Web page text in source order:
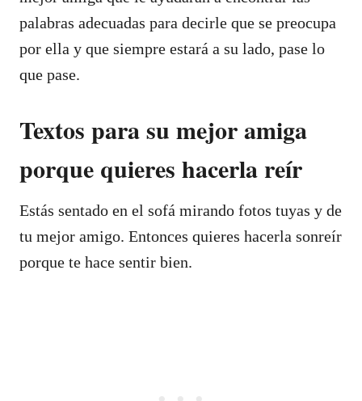
palabras adecuadas para decirle que se preocupa
por ella y que siempre estará a su lado, pase lo
que pase.
Textos para su mejor amiga
porque quieres hacerla reír
Estás sentado en el sofá mirando fotos tuyas y de
tu mejor amigo. Entonces quieres hacerla sonreír
porque te hace sentir bien.